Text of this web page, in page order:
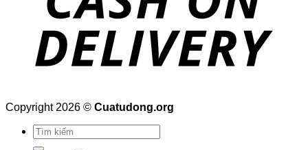
Copyright 2026 © Cuatudong.org
Tìm
kiếm: